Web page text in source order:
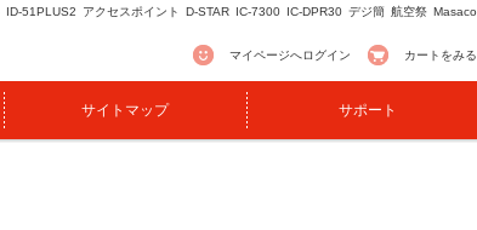
ID-51PLUS2 アクセスポイント D-STAR IC-7300 IC-DPR30 デジ簡 航空祭 Masaco
マイページへログイン カートをみる
サイトマップ サポート